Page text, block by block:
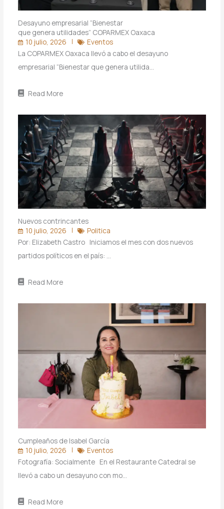
Desayuno empresarial “Bienestar
que genera utilidades” COPARMEX Oaxaca
10 julio, 2026
Eventos
La COPARMEX Oaxaca llevó a cabo el desayuno
empresarial “Bienestar que genera utilida…
Read More
Nuevos contrincantes
10 julio, 2026
Politica
Por: Elizabeth Castro Iniciamos el mes con dos nuevos
partidos políticos en el país: …
Read More
Cumpleaños de Isabel García
10 julio, 2026
Eventos
Fotografía: Socialmente En el Restaurante Catedral se
llevó a cabo un desayuno con mo…
Read More